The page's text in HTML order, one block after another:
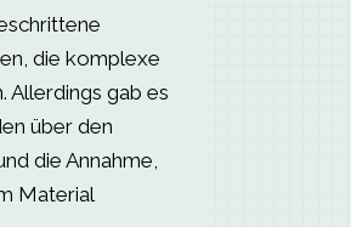
die komplexe
Allerdings gab es
über den
die Annahme,
Material